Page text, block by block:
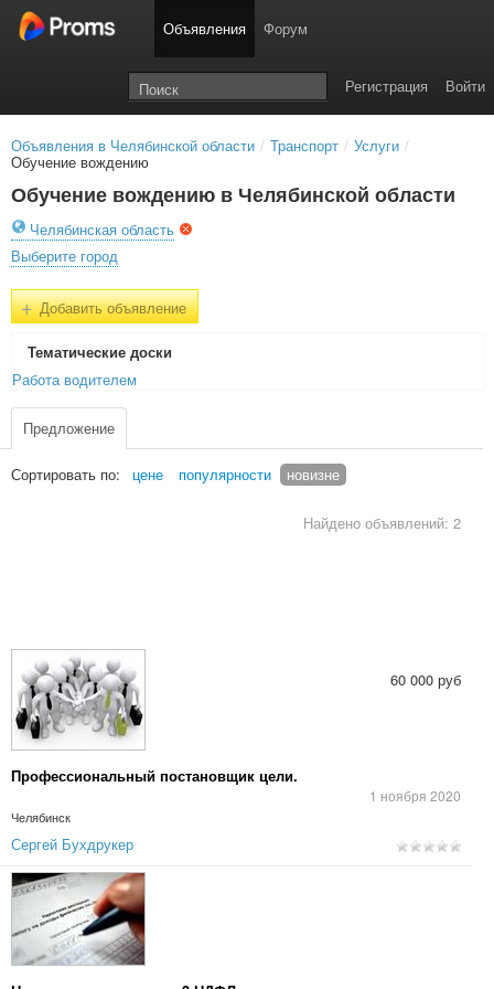
Объявления Форум
Войти
Регистрация
Объявления в Челябинской области / Транспорт / Услуги /
Обучение вождению
Обучение вождению в Челябинской области
Челябинская область
Выберите город
+Добавить объявление
Тематичеcкие доски
Работа водителем
Предложение
Сортировать по: цене популярности новизне
Найдено объявлений: 2
Профессиональный постановщик цели.
1 ноября 2020
Челябинск
60 000 руб
Сергей Бухдрукер